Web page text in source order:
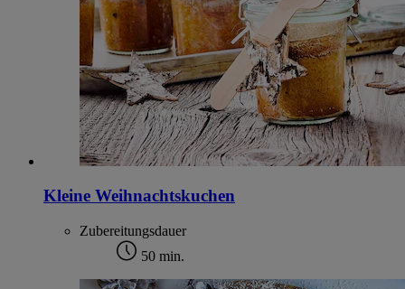
Kleine Weihnachtskuchen
Zubereitungsdauer
50 min.